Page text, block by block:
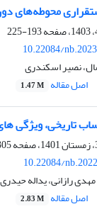
محوطه‌های
193-225
10.22084/
نصیر اسکندری
اصل مقاله 1.47 M
تاریخی، ویژگی
340
10.22084/
رازانی، یداله
اصل مقاله 2.83 M